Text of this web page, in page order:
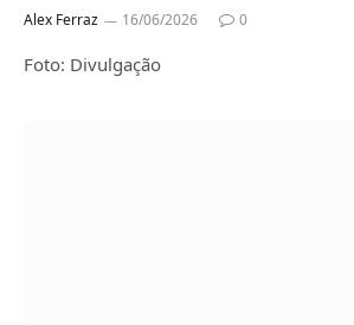
Alex Ferraz 16/06/2026 0
Foto: Divulgação